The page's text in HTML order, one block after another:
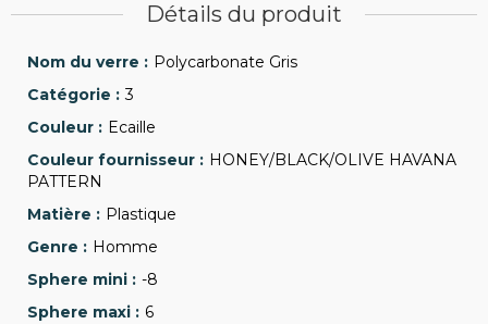
Détails du produit
Polycarbonate Gris
3
Ecaille
HONEY/BLACK/OLIVE HAVANA
PATTERN
Plastique
Homme
-8
6